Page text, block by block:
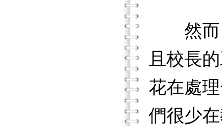
然而，
且校長
花在處
們很少